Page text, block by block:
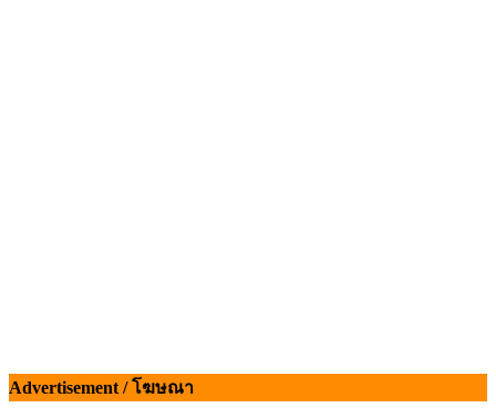
Advertisement / โฆษณา